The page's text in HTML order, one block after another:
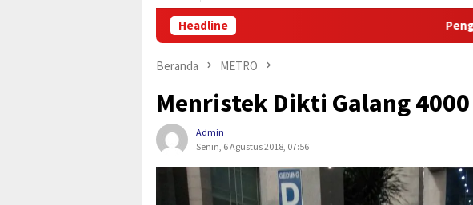
Headline Pengurus
Beranda METRO
Menristek Dikti Galang
Admin
Senin, 6 Agustus 2018, 07:56